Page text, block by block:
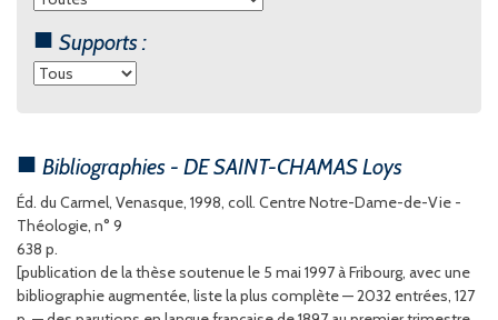
Supports :
Bibliographies - DE SAINT-CHAMAS Loys
Éd. du Carmel, Venasque, 1998, coll. Centre Notre-Dame-de-Vie -
Théologie, n° 9
638 p.
[publication de la thèse soutenue le 5 mai 1997 à Fribourg, avec une
bibliographie augmentée, liste la plus complète — 2032 entrées, 127